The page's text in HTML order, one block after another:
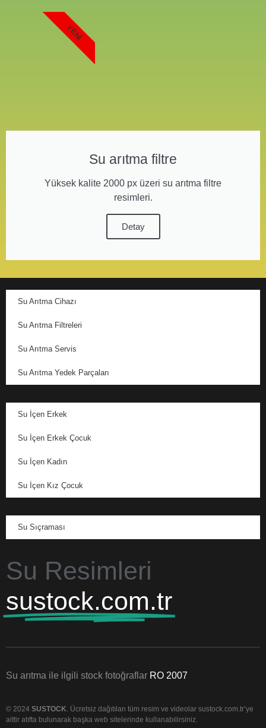
Su arıtma filtre
Yüksek kalite 2000 px üzeri su arıtma filtre
resimleri.
Detay
YENI
Su Arıtma Cihazı
Su Arıtma Filtreleri
Su Arıtma Servis
Su Arıtma Yedek Parçaları
Su İçen Erkek
Su İçen Erkek Çocuk
Su İçen Kadın
Su İçen Kız Çocuk
Su Sıçraması
Su Resimleri
sustock.com.tr
Su arıtma ile ilgili stock fotoğraflar RO 2007
© 2024 SUSTOCK. Ücretsiz dağıtılan tüm resim ve videolar sustock.com.tr’ye
aittir atıfta bulunarak başka web sitelerinde kullanabilirsiniz.